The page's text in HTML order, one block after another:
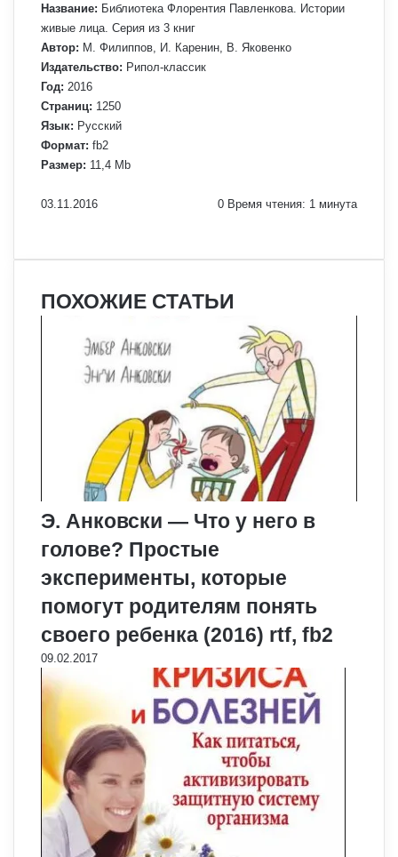
Название: Библиотека Флорентия Павленкова. Истории
живые лица. Серия из 3 книг
Автор: М. Филиппов, И. Каренин, В. Яковенко
Издательство: Рипол-классик
Год: 2016
Страниц: 1250
Язык: Русский
Формат: fb2
Размер: 11,4 Mb
03.11.2016 0 Время чтения: 1 минута
ПОХОЖИЕ СТАТЬИ
Э. Анковски — Что у него в
голове? Простые
эксперименты, которые
помогут родителям понять
своего ребенка (2016) rtf, fb2
09.02.2017